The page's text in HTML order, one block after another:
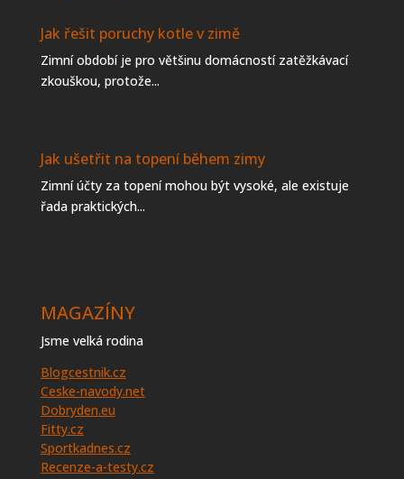
Jak řešit poruchy kotle v zimě
Zimní období je pro většinu domácností zatěžkávací
zkouškou, protože...
Jak ušetřit na topení během zimy
Zimní účty za topení mohou být vysoké, ale existuje
řada praktických...
MAGAZÍNY
Jsme velká rodina
Blogcestnik.cz
Ceske-navody.net
Dobryden.eu
Fitty.cz
Sportkadnes.cz
Recenze-a-testy.cz